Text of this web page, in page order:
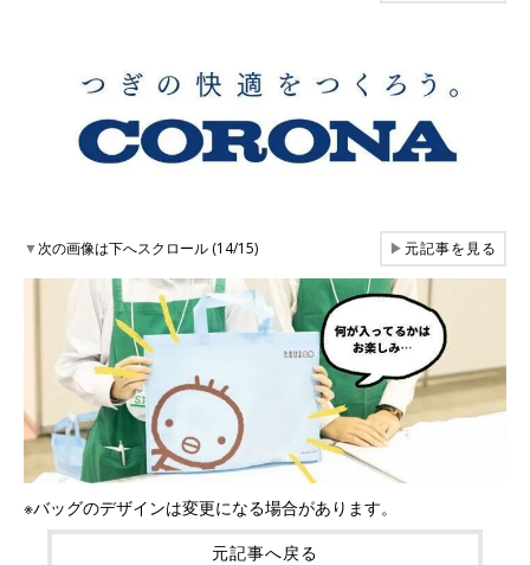
▼次の画像は下へスクロール (14/15) ▶元記事を見る
※バッグのデザインは変更になる場合があります。
元記事へ戻る